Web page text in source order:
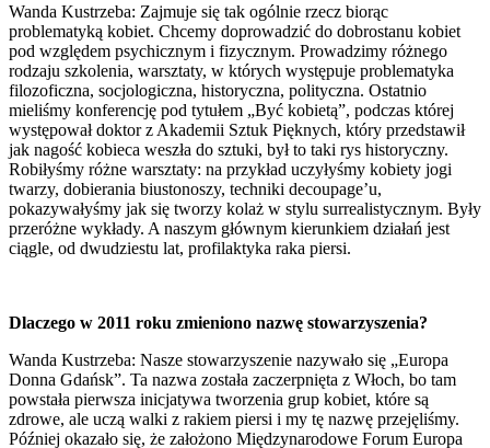
Wanda Kustrzeba: Zajmuje się tak ogólnie rzecz biorąc
problematyką kobiet. Chcemy doprowadzić do dobrostanu kobiet
pod względem psychicznym i fizycznym. Prowadzimy różnego
rodzaju szkolenia, warsztaty, w których występuje problematyka
filozoficzna, socjologiczna, historyczna, polityczna. Ostatnio
mieliśmy konferencję pod tytułem „Być kobietą”, podczas której
występował doktor z Akademii Sztuk Pięknych, który przedstawił
jak nagość kobieca weszła do sztuki, był to taki rys historyczny.
Robiłyśmy różne warsztaty: na przykład uczyłyśmy kobiety jogi
twarzy, dobierania biustonoszy, techniki decoupage’u,
pokazywałyśmy jak się tworzy kolaż w stylu surrealistycznym. Były
przeróżne wykłady. A naszym głównym kierunkiem działań jest
ciągle, od dwudziestu lat, profilaktyka raka piersi.
Dlaczego w 2011 roku zmieniono nazwę stowarzyszenia?
Wanda Kustrzeba: Nasze stowarzyszenie nazywało się „Europa
Donna Gdańsk”. Ta nazwa została zaczerpnięta z Włoch, bo tam
powstała pierwsza inicjatywa tworzenia grup kobiet, które są
zdrowe, ale uczą walki z rakiem piersi i my tę nazwę przejęliśmy.
Później okazało się, że założono Międzynarodowe Forum Europa